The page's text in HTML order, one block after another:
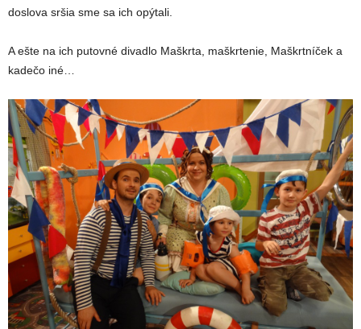
doslova sršia sme sa ich opýtali.
A ešte na ich putovné divadlo Maškrta, maškrtenie, Maškrtníček a
kadečo iné…